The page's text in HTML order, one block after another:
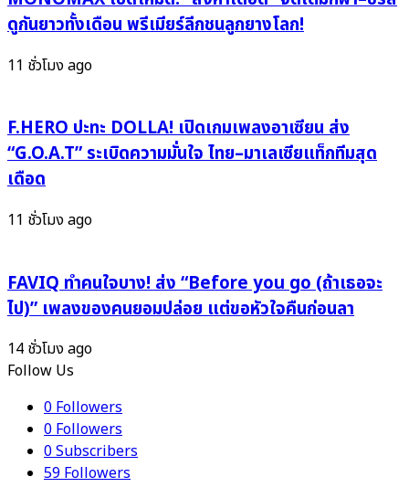
หน้า
ไฟ
9
ดวล
ศักดิ์ศรี
ระดับ
ทวีป
ดูกันยาวทั้งเดือน พรีเมียร์ลีกชนลูกยางโลก!
11 ชั่วโมง ago
F.HERO ปะทะ DOLLA! เปิดเกมเพลงอาเซียน ส่ง
“G.O.A.T” ระเบิดความมั่นใจ ไทย–มาเลเซียแท็กทีมสุด
เดือด
11 ชั่วโมง ago
FAVIQ ทำคนใจบาง! ส่ง “Before you go (ถ้าเธอจะ
ไป)” เพลงของคนยอมปล่อย แต่ขอหัวใจคืนก่อนลา
14 ชั่วโมง ago
Follow Us
0Followers
0Followers
0Subscribers
59Followers